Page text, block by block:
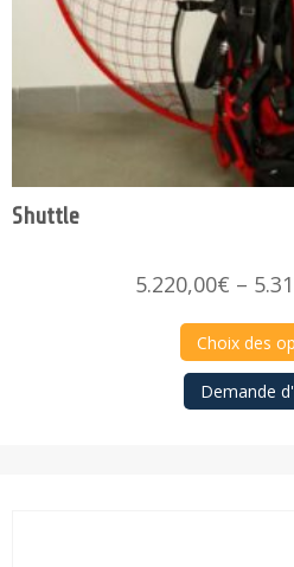
Shuttle
5.220,00€ –
Choix des
Demande